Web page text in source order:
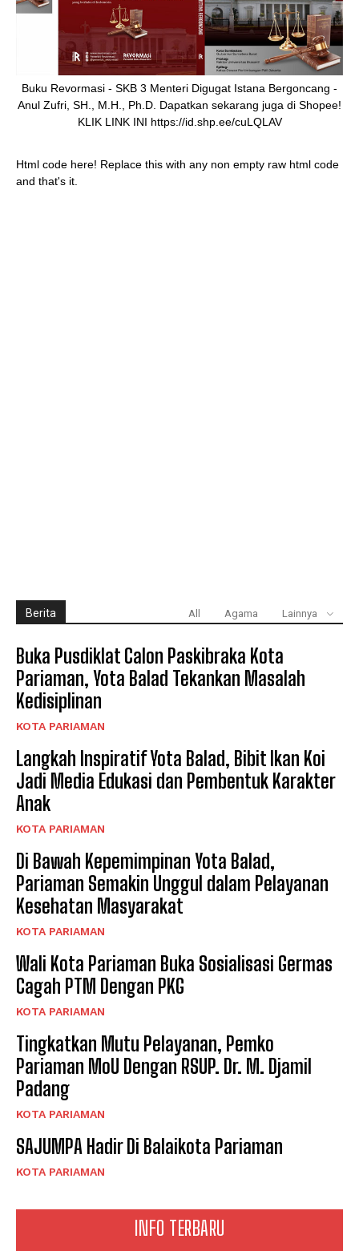
INFO TERBARU
Buku Revormasi - SKB 3 Menteri Digugat Istana Bergoncang -
Anul Zufri, SH., M.H., Ph.D. Dapatkan sekarang juga di Shopee!
KLIK LINK INI https://id.shp.ee/cuLQLAV
Html code here! Replace this with any non empty raw html code
and that's it.
Berita All Agama Lainnya
Buka Pusdiklat Calon Paskibraka Kota
Pariaman, Yota Balad Tekankan Masalah
Kedisiplinan
KOTA PARIAMAN
Langkah Inspiratif Yota Balad, Bibit Ikan Koi
Jadi Media Edukasi dan Pembentuk Karakter
Anak
KOTA PARIAMAN
Di Bawah Kepemimpinan Yota Balad,
Pariaman Semakin Unggul dalam Pelayanan
Kesehatan Masyarakat
KOTA PARIAMAN
Wali Kota Pariaman Buka Sosialisasi Germas
Cagah PTM Dengan PKG
KOTA PARIAMAN
Tingkatkan Mutu Pelayanan, Pemko
Pariaman MoU Dengan RSUP. Dr. M. Djamil
Padang
KOTA PARIAMAN
SAJUMPA Hadir Di Balaikota Pariaman
KOTA PARIAMAN